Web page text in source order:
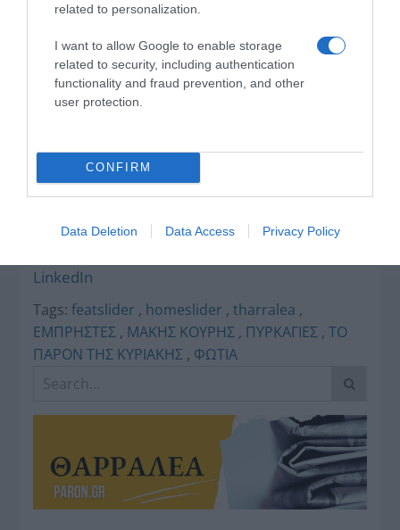
related to personalization.
I want to allow Google to enable storage
related to security, including authentication
functionality and fraud prevention, and other
user protection.
CONFIRM
Data Deletion Data Access Privacy Policy
Ο καιρός των
επομένων ημερών:
Κανονικός Αύγουστος
Κοινοποιήστε:
Facebook
LinkedIn
Tags: featslider , homeslider ,tharralea ,
ΕΜΠΡΗΣΤΕΣ , ΜΑΚΗΣ ΚΟΥΡΗΣ , ΠΥΡΚΑΓΙΕΣ ,ΤΟ
ΠΑΡΟΝ ΤΗΣ ΚΥΡΙΑΚΗΣ , ΦΩΤΙΑ